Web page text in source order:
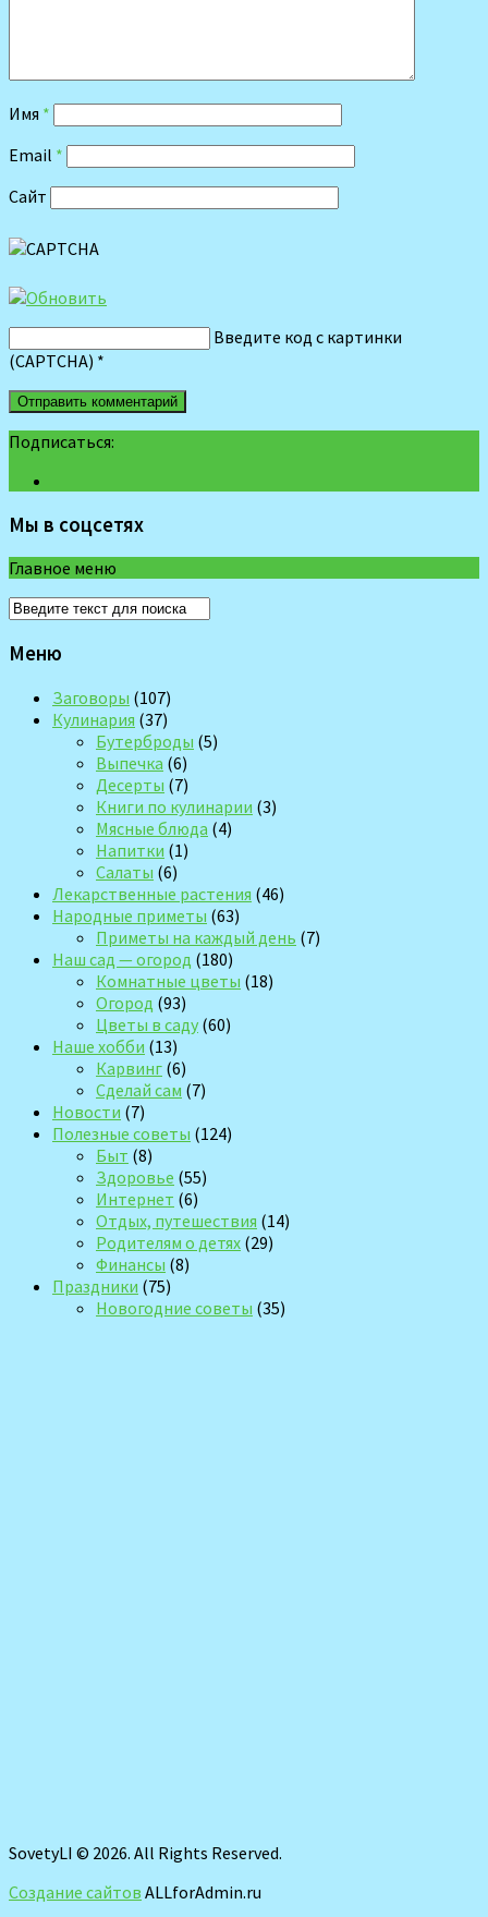
Имя *
Email *
Сайт
Введите код с картинки
(CAPTCHA) *
Подписаться:
Мы в соцсетях
Главное меню
Меню
Заговоры (107)
Кулинария (37)
Бутерброды (5)
Выпечка (6)
Десерты (7)
Книги по кулинарии (3)
Мясные блюда (4)
Напитки (1)
Салаты (6)
Лекарственные растения (46)
Народные приметы (63)
Приметы на каждый день (7)
Наш сад — огород (180)
Комнатные цветы (18)
Огород (93)
Цветы в саду (60)
Наше хобби (13)
Карвинг (6)
Сделай сам (7)
Новости (7)
Полезные советы (124)
Быт (8)
Здоровье (55)
Интернет (6)
Отдых, путешествия (14)
Родителям о детях (29)
Финансы (8)
Праздники (75)
Новогодние советы (35)
SovetyLI © 2026. All Rights Reserved.
Создание сайтов ALLforAdmin.ru